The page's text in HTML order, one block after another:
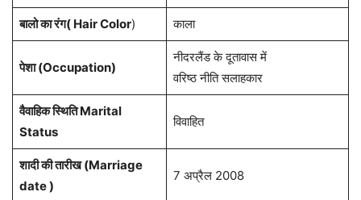
बालो का रंग( Hair Color) काला
पेशा(Occupation)
नीदरलैंड के दूतावास में
वरिष्ठ नीति सलाहकार
वैवाहिक स्थिति Marital
Status
विवाहित
शादी की तारीख (Marriage
date )
7 अप्रैल 2008